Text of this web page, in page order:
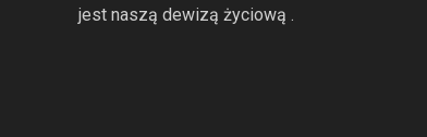
jest naszą dewizą życiową .